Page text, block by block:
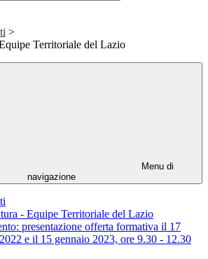
>
Territoriale del Lazio
Menu di
navigazione
- Equipe Territoriale del Lazio
presentazione offerta formativa il 17
e il 15 gennaio 2023, ore 9.30 - 12.30